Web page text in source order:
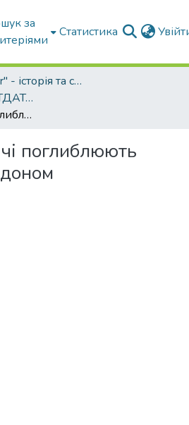
за
Статистика
"Alma Mater" - історія та сьогодення Університету
Публікації МІМСГ, ТДАТА, ТДАТУ
Наші викладачі поглиблюють знання за кордоном
поглиблюють